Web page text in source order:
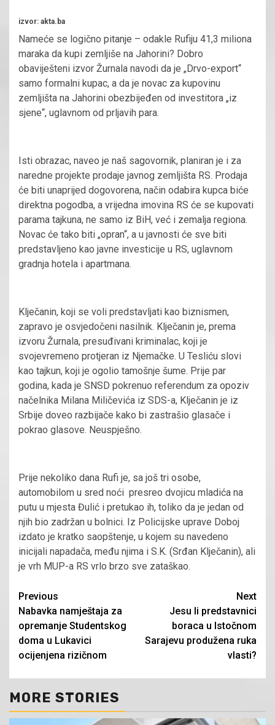
izvor: akta.ba
Nameće se logično pitanje – odakle Rufiju 41,3 miliona
maraka da kupi zemljiše na Jahorini? Dobro
obaviješteni izvor Žurnala navodi da je „Drvo-export“
samo formalni kupac, a da je novac za kupovinu
zemljišta na Jahorini obezbijeđen od investitora „iz
sjene“, uglavnom od prljavih para.
Isti obrazac, naveo je naš sagovornik, planiran je i za
naredne projekte prodaje javnog zemljišta RS. Prodaja
će biti unaprijed dogovorena, način odabira kupca biće
direktna pogodba, a vrijedna imovina RS će se kupovati
parama tajkuna, ne samo iz BiH, već i zemalja regiona.
Novac će tako biti „opran“, a u javnosti će sve biti
predstavljeno kao javne investicije u RS, uglavnom
gradnja hotela i apartmana.
Klječanin, koji se voli predstavljati kao biznismen,
zapravo je osvjedočeni nasilnik. Klječanin je, prema
izvoru Žurnala, presuđivani kriminalac, koji je
svojevremeno protjeran iz Njemačke. U Tesliću slovi
kao tajkun, koji je ogolio tamošnje šume. Prije par
godina, kada je SNSD pokrenuo referendum za opoziv
načelnika Milana Miličevića iz SDS-a, Klječanin je iz
Srbije doveo razbijače kako bi zastrašio glasače i
pokrao glasove. Neuspješno.
Prije nekoliko dana Rufi je, sa još tri osobe,
automobilom u sred noći presreo dvojicu mladića na
putu u mjesta Đulić i pretukao ih, toliko da je jedan od
njih bio zadržan u bolnici. Iz Policijske uprave Doboj
izdato je kratko saopštenje, u kojem su navedeno
inicijali napadača, među njima i S.K. (Srđan Klječanin), ali
je vrh MUP-a RS vrlo brzo sve zataškao.
Continue
Reading
Previous
Nabavka namještaja za
opremanje Studentskog
doma u Lukavici
ocijenjena rizičnom
Next
Jesu li predstavnici
boraca u Istočnom
Sarajevu produžena ruka
vlasti?
MORE STORIES